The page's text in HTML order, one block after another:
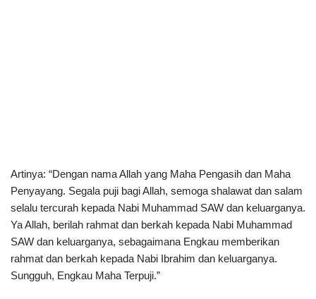
Artinya: “Dengan nama Allah yang Maha Pengasih dan Maha
Penyayang. Segala puji bagi Allah, semoga shalawat dan salam
selalu tercurah kepada Nabi Muhammad SAW dan keluarganya.
Ya Allah, berilah rahmat dan berkah kepada Nabi Muhammad
SAW dan keluarganya, sebagaimana Engkau memberikan
rahmat dan berkah kepada Nabi Ibrahim dan keluarganya.
Sungguh, Engkau Maha Terpuji.”